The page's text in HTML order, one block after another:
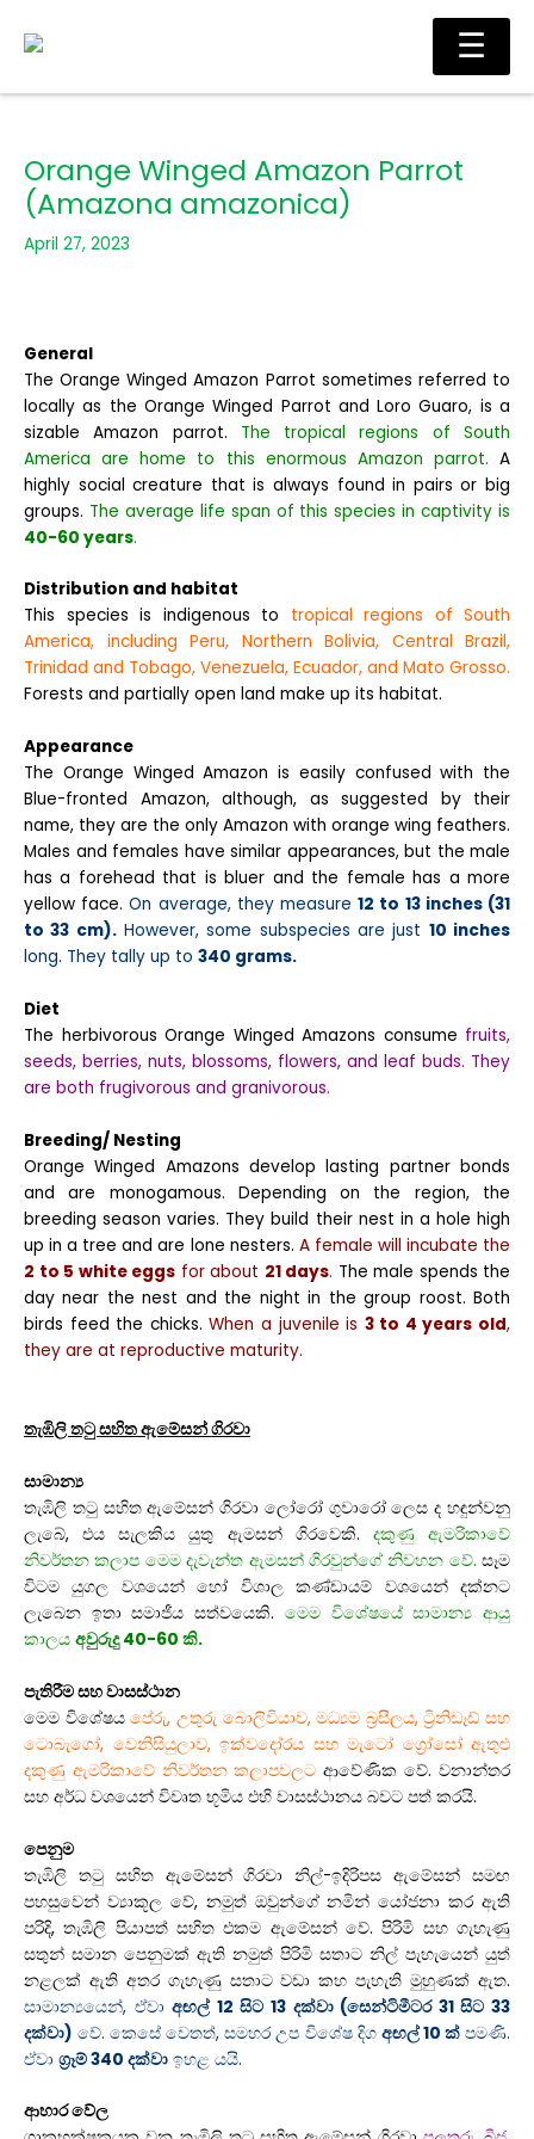
Main
Orange Winged Amazon Parrot
(Amazona amazonica)
April 27, 2023
General
The Orange Winged Amazon Parrot sometimes referred to
locally as the Orange Winged Parrot and Loro Guaro, is a
sizable Amazon parrot. The tropical regions of South
America are home to this enormous Amazon parrot. A
highly social creature that is always found in pairs or big
groups. The average life span of this species in captivity is
40-60 years.
Distribution and habitat
This species is indigenous to tropical regions of South
America, including Peru, Northern Bolivia, Central Brazil,
Trinidad and Tobago, Venezuela, Ecuador, and Mato Grosso.
Forests and partially open land make up its habitat.
Appearance
The Orange Winged Amazon is easily confused with the
Blue-fronted Amazon, although, as suggested by their
name, they are the only Amazon with orange wing feathers.
Males and females have similar appearances, but the male
has a forehead that is bluer and the female has a more
yellow face.On average, they measure12 to 13 inches (31
to 33 cm).However, some subspecies are just 10 inches
long. They tally up to 340 grams.
Diet
The herbivorous Orange Winged Amazons consume fruits,
seeds, berries, nuts, blossoms, flowers, and leaf buds. They
are both frugivorous and granivorous.
Breeding/ Nesting
Orange Winged Amazons develop lasting partner bonds
and are monogamous. Depending on the region, the
breeding season varies. They build their nest in a hole high
up in a tree and are lone nesters. A female will incubate the
2 to 5 white eggs for about 21 days. The male spends the
day near the nest and the night in the group roost. Both
birds feed the chicks.When a juvenile is 3 to 4 years old,
they are at reproductive maturity.
තැඹිලි තටු සහිත ඇමේසන් ගිරවා
සාමාන්‍ය
තැඹිලි තටු සහිත ඇමේසන් ගිරවා ලෝරෝ ගුවාරෝ ලෙස ද හඳුන්වනු
ලැබේ, එය සැලකිය යුතු ඇමසන් ගිරවෙකි. දකුණු ඇමරිකාවේ
නිවර්තන කලාප මෙම දැවැන්ත ඇමසන් ගිරවුන්ගේ නිවහන වේ. සෑම
විටම යුගල වශයෙන් හෝ විශාල කණ්ඩායම් වශයෙන් දක්නට
ලැබෙන ඉතා සමාජීය සත්වයෙකි. මෙම විශේෂයේ සාමාන්‍ය ආයු
කාලය අවුරුදු 40-60 කි.
පැතිරීම සහ වාසස්ථාන
මෙම විශේෂයපේරු, උතුරු බොලිවියාව, මධ්‍යම බ්‍රසීලය, ට්‍රිනිඩෑඩ් සහ
ටොබැගෝ, වෙනිසියුලාව, ඉක්වදෝරය සහ මැටෝ ග්‍රෝසෝ ඇතුළු
දකුණු ඇමරිකාවේ නිවර්තන කලාපවලට ආවේණික වේ. වනාන්තර
සහ අර්ධ වශයෙන් විවෘත භූමිය එහි වාසස්ථානය බවට පත් කරයි.
පෙනුම
තැඹිලි තටු සහිත ඇමේසන් ගිරවා නිල්-ඉදිරිපස ඇමේසන් සමඟ
පහසුවෙන් ව්‍යාකූල වේ, නමුත් ඔවුන්ගේ නමින් යෝජනා කර ඇති
පරිදි, තැඹිලි පියාපත් සහිත එකම ඇමේසන් වේ. පිරිමි සහ ගැහැණු
සතුන් සමාන පෙනුමක් ඇති නමුත් පිරිමි සතාට නිල් පැහැයෙන් යුත්
නළලක් ඇති අතර ගැහැණු සතාට වඩා කහ පැහැති මුහුණක් ඇත.
සාමාන්‍යයෙන්, ඒවාඅඟල් 12 සිට 13 දක්වා (සෙන්ටිමීටර 31 සිට 33
දක්වා) වේ. කෙසේ වෙතත්, සමහර උප විශේෂ දිග අඟල් 10 ක්පමණි.
ඒවා ග්‍රෑම් 340 දක්වා ඉහළ යයි.
ආහාර වේල
☰